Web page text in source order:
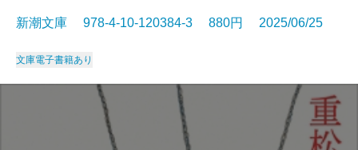
新潮文庫 978-4-10-120384-3 880円 2025/06/25
文庫電子書籍あり